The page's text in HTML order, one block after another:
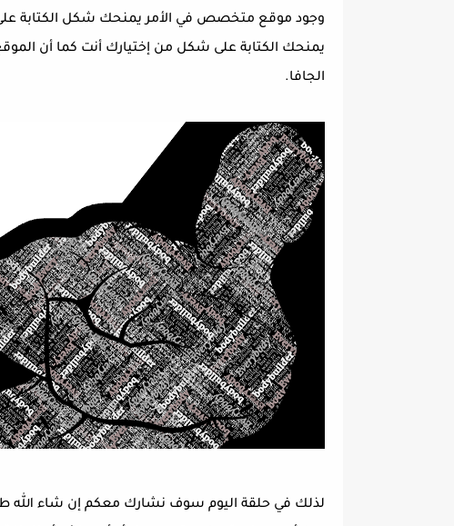
وجود موقع متخصص في الأمر يمنحك شكل الكتابة
يمنحك الكتابة على شكل من إختيارك أنت كما أن
الجافا.
لذلك في حلقة اليوم سوف نشارك معكم إن شاء الله